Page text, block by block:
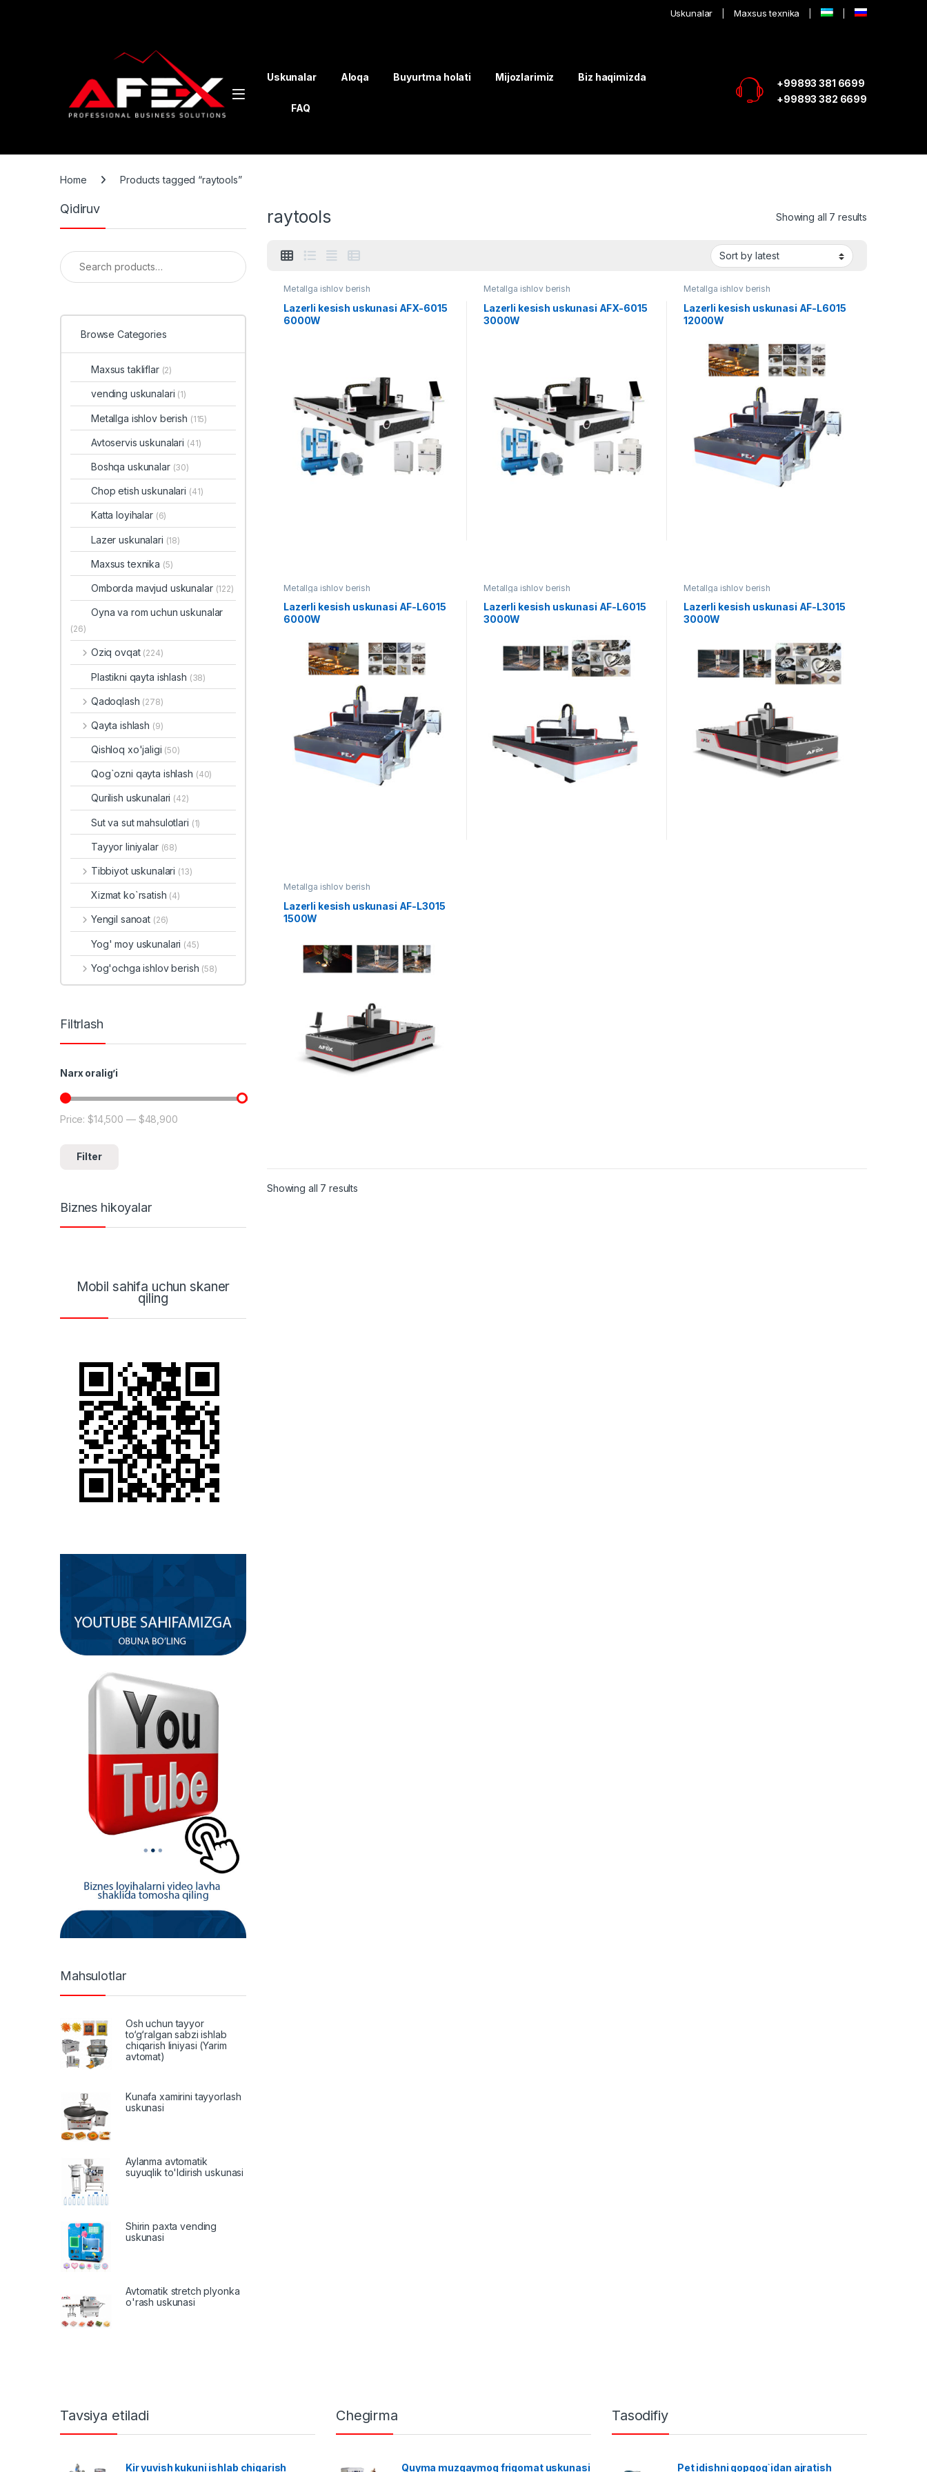
Uskunalar Maxsus texnika
Uskunalar Aloqa Buyurtma holati Mijozlarimiz Biz haqimizda
FAQ
+99893 381 6699
+99893 382 6699
Home Products tagged “raytools”
raytools Showing all 7 results
Metallga ishlov berish
Lazerli kesish uskunasi AFX-6015
6000W
Metallga ishlov berish
Lazerli kesish uskunasi AFX-6015
3000W
Metallga ishlov berish
Lazerli kesish uskunasi AF-L6015
12000W
Metallga ishlov berish
Lazerli kesish uskunasi AF-L6015
6000W
Metallga ishlov berish
Lazerli kesish uskunasi AF-L6015
3000W
Metallga ishlov berish
Lazerli kesish uskunasi AF-L3015
3000W
Metallga ishlov berish
Lazerli kesish uskunasi AF-L3015
1500W
Showing all 7 results
Qidiruv
Search for:
Browse Categories
Maxsus takliflar (2)
vending uskunalari (1)
Metallga ishlov berish (115)
Avtoservis uskunalari (41)
Boshqa uskunalar (30)
Chop etish uskunalari (41)
Katta loyihalar (6)
Lazer uskunalari (18)
Maxsus texnika (5)
Omborda mavjud uskunalar (122)
Oyna va rom uchun uskunalar
(26)
Oziq ovqat (224)
Plastikni qayta ishlash (38)
Qadoqlash (278)
Qayta ishlash (9)
Qishloq xo'jaligi (50)
Qog`ozni qayta ishlash (40)
Qurilish uskunalari (42)
Sut va sut mahsulotlari (1)
Tayyor liniyalar (68)
Tibbiyot uskunalari (13)
Xizmat ko`rsatish (4)
Yengil sanoat (26)
Yog' moy uskunalari (45)
Yog'ochga ishlov berish (58)
Filtrlash
Narx oralig’i
Min price
Max price
Filter
Price:$14,500 — $48,900
Biznes hikoyalar
Mobil sahifa uchun skaner
qiling
Mahsulotlar
Osh uchun tayyor
to‘g‘ralgan sabzi ishlab
chiqarish liniyasi (Yarim
avtomat)
Kunafa xamirini tayyorlash
uskunasi
Aylanma avtomatik
suyuqlik to'ldirish uskunasi
Shirin paxta vending
uskunasi
Avtomatik stretch plyonka
o'rash uskunasi
Tavsiya etiladi
Kir yuvish kukuni ishlab chiqarish
Chegirma
Quyma muzqaymoq frigomat uskunasi
Tasodifiy
Pet idishni qopqog`idan ajratish